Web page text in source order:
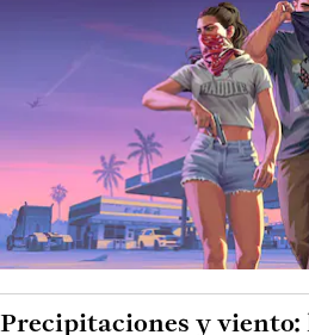
Precipitaciones y viento: